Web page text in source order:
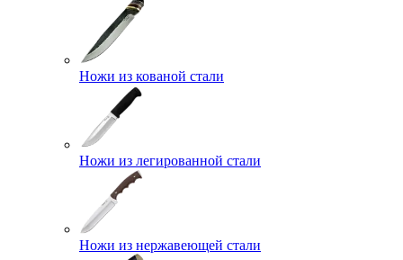
Ножи из кованой стали
Ножи из легированной стали
Ножи из нержавеющей стали